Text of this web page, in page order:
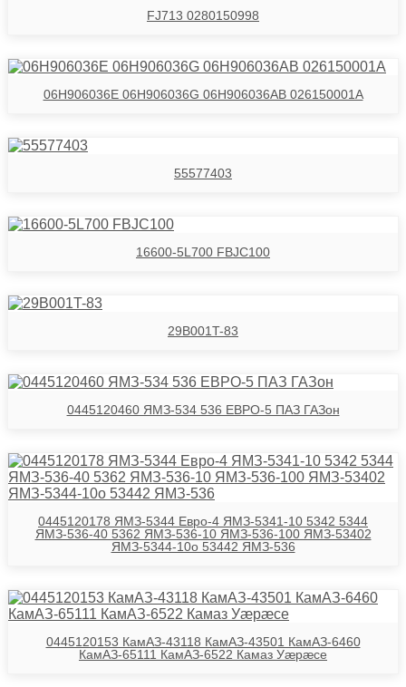
FJ713 0280150998
06H906036E 06H906036G 06H906036AB 026150001A
55577403
16600-5L700 FBJC100
29B001T-83
0445120460 ЯМЗ-534 536 ЕВРО-5 ПАЗ ГАЗон
0445120178 ЯМЗ-5344 Евро-4 ЯМЗ-5341-10 5342 5344
ЯМЗ-536-40 5362 ЯМЗ-536-10 ЯМЗ-536-100 ЯМЗ-53402
ЯМЗ-5344-10о 53442 ЯМЗ-536
0445120153 КамАЗ-43118 КамАЗ-43501 КамАЗ-6460
КамАЗ-65111 КамАЗ-6522 Камаз Уӕрӕсе